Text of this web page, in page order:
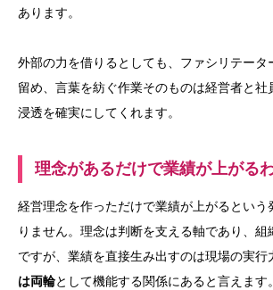
あります。
外部の力を借りるとしても、ファシリテータ
留め、言葉を紡ぐ作業そのものは経営者と社
浸透を確実にしてくれます。
理念があるだけで業績が上がる
経営理念を作っただけで業績が上がるという
りません。理念は判断を支える軸であり、
ですが、業績を直接生み出すのは現場の実行
は両輪として機能する関係にあると言えます。